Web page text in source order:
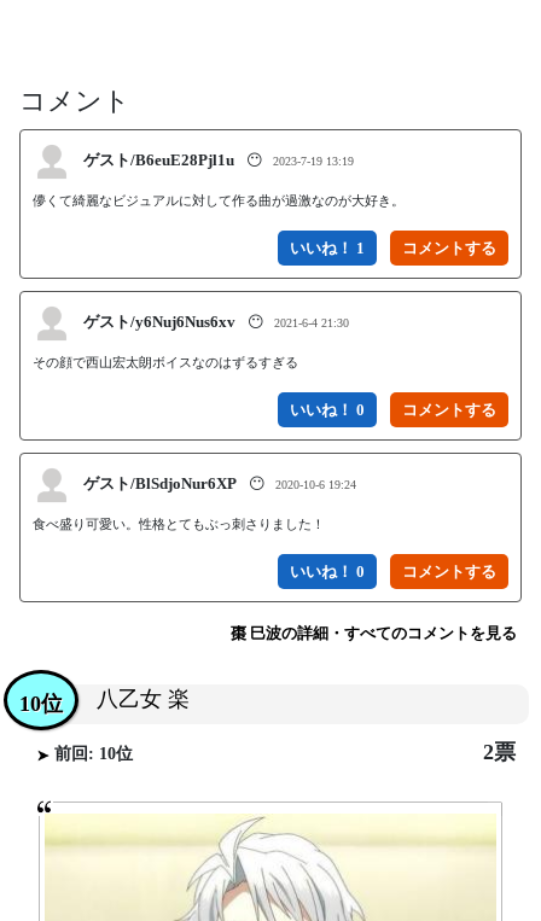
コメント
ゲスト/B6euE28Pjl1u 😶 2023-7-19 13:19
儚くて綺麗なビジュアルに対して作る曲が過激なのが大好き。
いいね！ 1
ゲスト/y6Nuj6Nus6xv 😶 2021-6-4 21:30
その顔で西山宏太朗ボイスなのはずるすぎる
いいね！ 0
ゲスト/BlSdjoNur6XP 😶 2020-10-6 19:24
食べ盛り可愛い。性格とてもぶっ刺さりました！
いいね！ 0
棗 巳波の詳細・すべてのコメントを見る
八乙女 楽
10位
前回: 10位 2票